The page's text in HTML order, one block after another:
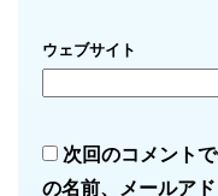
ウェブサイト
次回のコメント
の名前、メールア